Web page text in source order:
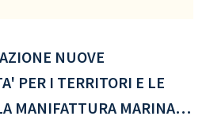
NUOVE
PER I TERRITORI E LE
MANIFATTURA MARINATI